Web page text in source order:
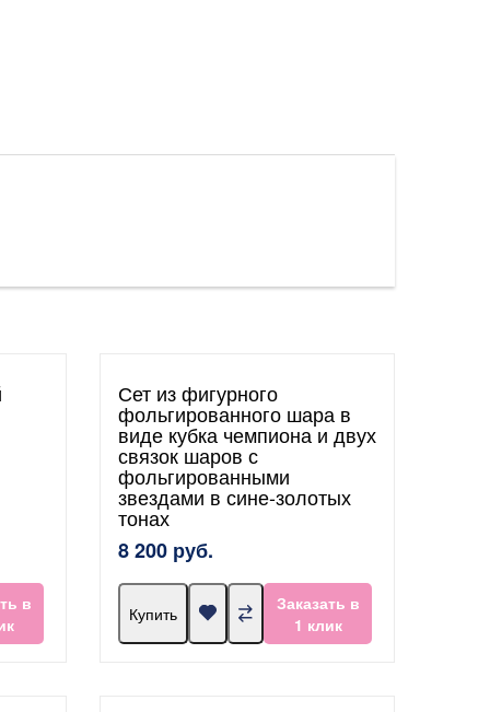
в
Сет из фигурного
фольгированного шара в
виде кубка чемпиона и двух
связок шаров с
фольгированными
звездами в сине-золотых
тонах
8 200 руб.
Купить
Заказать в
1 клик